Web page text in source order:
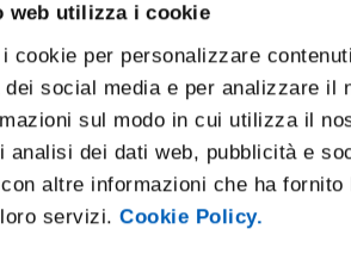
web utilizza i cookie
cookie per personalizzare
dei social media e per analizzare il
sul modo in cui utilizza il
analisi dei dati web, pubblicità e
altre informazioni che ha
servizi.Cookie Policy.